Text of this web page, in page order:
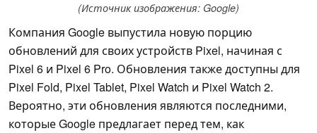
(Источник изображения: Google)
Компания Google выпустила новую порцию
обновлений для своих устройств Pixel, начиная с
Pixel 6 и Pixel 6 Pro. Обновления также доступны для
Pixel Fold, Pixel Tablet, Pixel Watch и Pixel Watch 2.
Вероятно, эти обновления являются последними,
которые Google предлагает перед тем, как